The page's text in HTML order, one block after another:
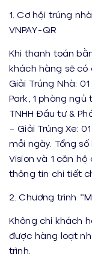
1. Cơ hội trúng
VNPAY-QR
Khi thanh toán
khách hàng sẽ có
Giải Trúng Nhà:
Park, 1 phòng
TNHH Đầu tư &
– Giải Trúng Xe:
mỗi ngày. Tổng
Vision và 1 căn
thông tin chi tiết
2. Chương trình
Không chỉ khách
được hàng loạt
trình.